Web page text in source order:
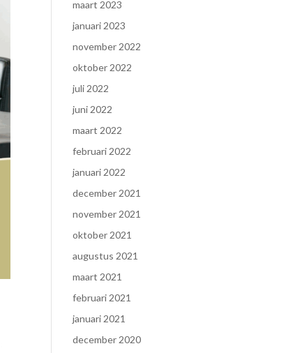
maart 2023
januari 2023
november 2022
oktober 2022
juli 2022
juni 2022
maart 2022
februari 2022
januari 2022
december 2021
november 2021
oktober 2021
augustus 2021
maart 2021
februari 2021
januari 2021
december 2020